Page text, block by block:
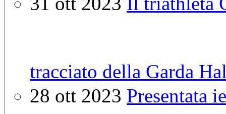
tracciato della Garda
28 ott 2023 Presentata